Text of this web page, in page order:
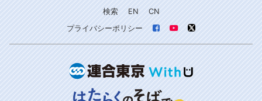
検索 EN
CN
プライバシーポリシー